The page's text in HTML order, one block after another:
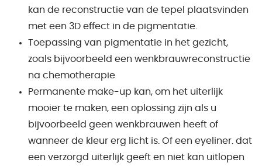
kan de reconstructie van de tepel plaatsvinden
met een 3D effect in de pigmentatie.
Toepassing van pigmentatie in het gezicht,
zoals bijvoorbeeld een wenkbrauwreconstructie
na chemotherapie
Permanente make-up kan, om het uiterlijk
mooier te maken, een oplossing zijn als u
bijvoorbeeld geen wenkbrauwen heeft of
wanneer de kleur erg licht is. Of een eyeliner. dat
een verzorgd uiterlijk geeft en niet kan uitlopen